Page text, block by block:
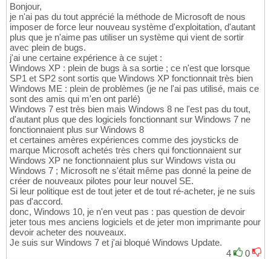
Bonjour,
je n'ai pas du tout apprécié la méthode de Microsoft de nous
imposer de force leur nouveau système d'exploitation, d'autant
plus que je n'aime pas utiliser un système qui vient de sortir
avec plein de bugs.
j'ai une certaine expérience à ce sujet :
Windows XP : plein de bugs à sa sortie ; ce n'est que lorsque
SP1 et SP2 sont sortis que Windows XP fonctionnait très bien
Windows ME : plein de problèmes (je ne l'ai pas utilisé, mais ce
sont des amis qui m'en ont parlé)
Windows 7 est très bien mais Windows 8 ne l'est pas du tout,
d'autant plus que des logiciels fonctionnant sur Windows 7 ne
fonctionnaient plus sur Windows 8
et certaines amères expériences comme des joysticks de
marque Microsoft achetés très chers qui fonctionnaient sur
Windows XP ne fonctionnaient plus sur Windows vista ou
Windows 7 ; Microsoft ne s'était même pas donné la peine de
créer de nouveaux pilotes pour leur nouvel SE.
Si leur politique est de tout jeter et de tout ré-acheter, je ne suis
pas d'accord.
donc, Windows 10, je n'en veut pas : pas question de devoir
jeter tous mes anciens logiciels et de jeter mon imprimante pour
devoir acheter des nouveaux.
Je suis sur Windows 7 et j'ai bloqué Windows Update.
4
0